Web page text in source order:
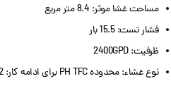
مساحت غشا موثر: 8.4 متر مربع
فشار تست: 15.5 بار
ظرفیت: 2400GPD
نوع غشاء: محدوده PH TFC برای ادامه کار: 2-11